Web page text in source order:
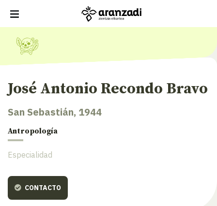
José Antonio Recondo Bravo
San Sebastián, 1944
Antropología
Especialidad
CONTACTO